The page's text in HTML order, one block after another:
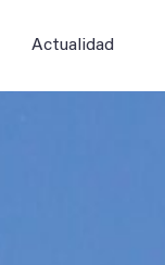
Actualidad